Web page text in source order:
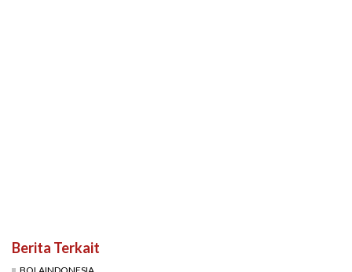
Berita Terkait